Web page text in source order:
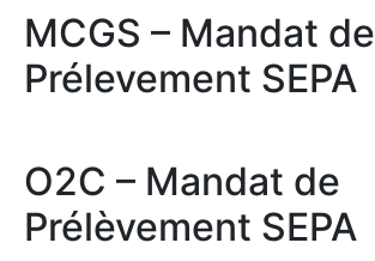
MCGS – Mandat de
Prélevement SEPA
O2C – Mandat de
Prélèvement SEPA